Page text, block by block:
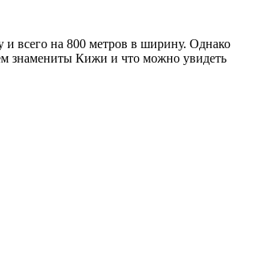
всего на 800 метров в ширину. Однако
знамениты Кижи и что можно увидеть